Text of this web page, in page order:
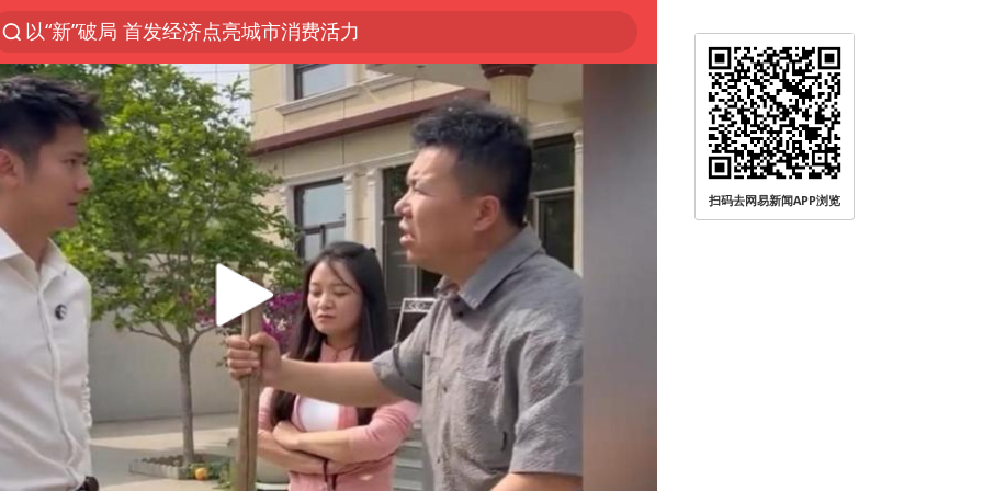
OpenAI为免费用户升级GPT-5.6 Luna
台风白海豚最新路径研判来了
毛宁转发梯田音乐会视频海外网友赞叹
我国编制完成新版全月地质图
“China Cool”成海外热词
美股三大指数集体收跌 西数跌超13%
巡查组提问 工作人员偷用手机查答案
看守所辅警收受10万获刑1年
国家气候中心：8月将有4轮高温过程，部分地区可达40℃～45℃
曝韩足协曾为外籍裁判安排性招待
深圳地面沉降致车辆损坏系谣言
扫码去网易新闻APP浏览